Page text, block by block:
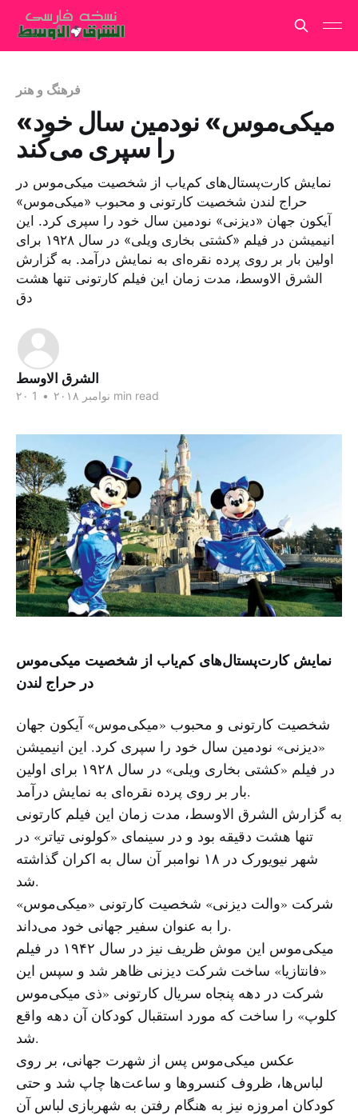
فرهنگ و هنر
«میکی‌موس» نودمین سال خود
را سپری می‌کند
نمایش کارت‌پستال‌های کم‌یاب از شخصیت میکی‌موس در
حراج لندن شخصیت کارتونی و محبوب «میکی‌موس»
آیکون جهان «دیزنی» نودمین سال خود را سپری کرد. این
انیمیشن در فیلم «کشتی بخاری ویلی» در سال ۱۹۲۸ برای
اولین بار بر روی پرده نقره‌ای به نمایش درآمد. به گزارش
الشرق الاوسط، مدت زمان این فیلم کارتونی تنها هشت
دق
الشرق الاوسط
۲۰ نوامبر ۲۰۱۸ • 1 min read
نمایش کارت‌پستال‌های کم‌یاب از شخصیت میکی‌موس
در حراج لندن
شخصیت کارتونی و محبوب «میکی‌موس» آیکون جهان
«دیزنی» نودمین سال خود را سپری کرد. این انیمیشن
در فیلم «کشتی بخاری ویلی» در سال ۱۹۲۸ برای اولین
بار بر روی پرده نقره‌ای به نمایش درآمد.
به گزارش الشرق الاوسط، مدت زمان این فیلم کارتونی
تنها هشت دقیقه بود و در سینمای «کولونی تیاتر» در
شهر نیویورک در ۱۸ نوامبر آن سال به اکران گذاشته
شد.
شرکت «والت دیزنی» شخصیت کارتونی «میکی‌موس»
را به عنوان سفیر جهانی خود می‌داند.
میکی‌موس این موش ظریف نیز در سال ۱۹۴۲ در فیلم
«فانتازیا» ساخت شرکت دیزنی ظاهر شد و سپس این
شرکت در دهه پنجاه سریال کارتونی «ذی میکی‌موس
کلوپ» را ساخت که مورد استقبال کودکان آن دهه واقع
شد.
عکس میکی‌موس پس از شهرت جهانی، بر روی
لباس‌ها، ظروف کنسروها و ساعت‌ها چاپ شد و حتی
کودکان امروزه نیز به هنگام رفتن به شهربازی لباس آن